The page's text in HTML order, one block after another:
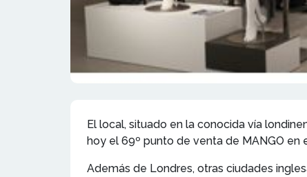
El local, situado en la conocida vía
hoy el 69º punto de venta de MANGO en
Además de Londres, otras ciudades